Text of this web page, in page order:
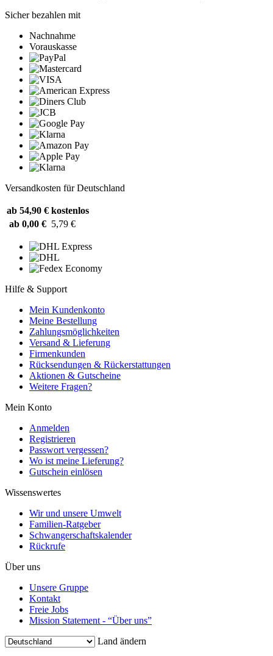
Sicher bezahlen mit
Nachnahme
Vorauskasse
Versandkosten für Deutschland
ab 54,90 € kostenlos
ab 0,00 € 5,79 €
Hilfe & Support
Mein Kundenkonto
Meine Bestellung
Zahlungsmöglichkeiten
Versand & Lieferung
Firmenkunden
Rücksendungen & Rückerstattungen
Aktionen & Gutscheine
Weitere Fragen?
Mein Konto
Anmelden
Registrieren
Passwort vergessen?
Wo ist meine Lieferung?
Gutschein einlösen
Wissenswertes
Wir und unsere Umwelt
Familien-Ratgeber
Schwangerschaftskalender
Rückrufe
Über uns
Unsere Gruppe
Kontakt
Freie Jobs
Mission Statement - “Über uns”
Land ändern